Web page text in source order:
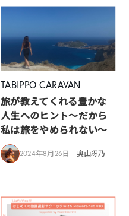
TABIPPO CARAVAN
旅が教えてくれる豊かな
人生へのヒント〜だから
私は旅をやめられない〜
2024年8月26日 奥山冴乃